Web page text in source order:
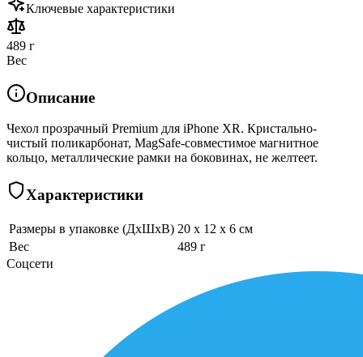
Ключевые характеристики
489 г
Вес
Описание
Чехол прозрачный Premium для iPhone XR. Кристально-
чистый поликарбонат, MagSafe-совместимое магнитное
кольцо, металлические рамки на боковинах, не желтеет.
Характеристики
Размеры в упаковке (ДхШхВ) 20 x 12 x 6 см
Вес
489 г
Соцсети